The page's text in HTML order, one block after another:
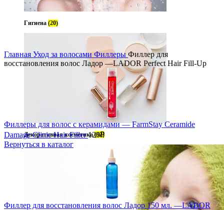
Гигиена (20)
Декоративная косметика(92)
Главная Уход за волосами Филлеры Филлер для
восстановления волос Ладор —LADOR Perfect Hair Fill-Up
Филлеры для волос с керамидами — FarmStay Ceramide
Damage Clinic Hair Filler120₽
Вернуться в каталог
Филлер для восстановления волос Ладор 150 мл. —LADOR